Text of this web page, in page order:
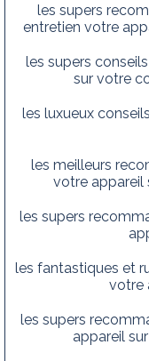
les supers
entretien votre
les supers
sur votre
les luxueux
les meilleurs
votre appareil
les supers
les fantastiques et
votre
les supers
appareil